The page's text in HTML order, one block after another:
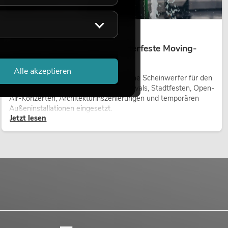
Outdoor Moving-Heads: Wetterfeste Moving-
Heads bei Events
Outdoor Moving-Heads sind bewegliche Scheinwerfer für den
Einsatz im Freien. Sie werden bei Festivals, Stadtfesten, Open-
Air-Konzerten, Architekturinszenierungen und temporären
Außeninstallationen eingesetzt.
Jetzt lesen
Alle akzeptieren